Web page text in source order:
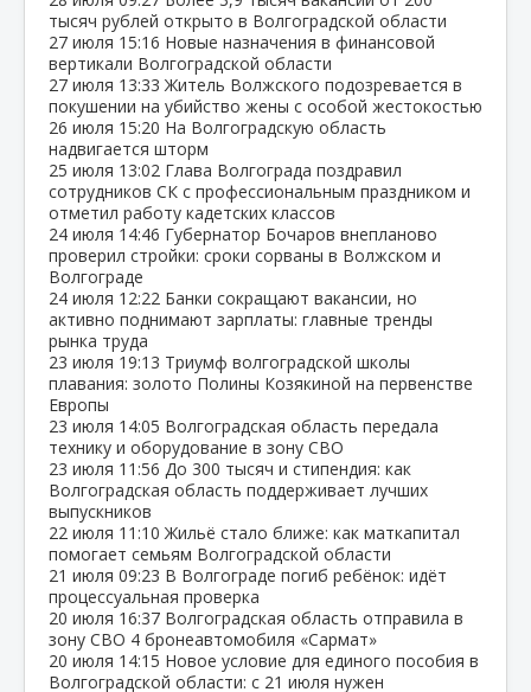
тысяч рублей открыто в Волгоградской области
27 июля 15:16 Новые назначения в финансовой
вертикали Волгоградской области
27 июля 13:33 Житель Волжского подозревается в
покушении на убийство жены с особой жестокостью
26 июля 15:20 На Волгоградскую область
надвигается шторм
25 июля 13:02 Глава Волгограда поздравил
сотрудников СК с профессиональным праздником и
отметил работу кадетских классов
24 июля 14:46 Губернатор Бочаров внепланово
проверил стройки: сроки сорваны в Волжском и
Волгограде
24 июля 12:22 Банки сокращают вакансии, но
активно поднимают зарплаты: главные тренды
рынка труда
23 июля 19:13 Триумф волгоградской школы
плавания: золото Полины Козякиной на первенстве
Европы
23 июля 14:05 Волгоградская область передала
технику и оборудование в зону СВО
23 июля 11:56 До 300 тысяч и стипендия: как
Волгоградская область поддерживает лучших
выпускников
22 июля 11:10 Жильё стало ближе: как маткапитал
помогает семьям Волгоградской области
21 июля 09:23 В Волгограде погиб ребёнок: идёт
процессуальная проверка
20 июля 16:37 Волгоградская область отправила в
зону СВО 4 бронеавтомобиля «Сармат»
20 июля 14:15 Новое условие для единого пособия в
Волгоградской области: с 21 июля нужен